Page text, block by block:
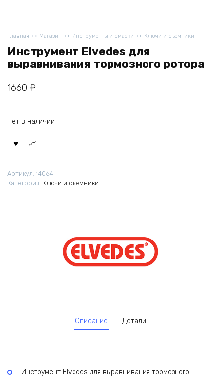
Главная Магазин Инструменты и смазки Ключи и съемники
Инструмент Elvedes для
выравнивания тормозного ротора
1660 ₽
Нет в наличии
Артикул: 14064
Категория: Ключи и съемники
Описание Детали
Инструмент Elvedes для выравнивания тормозного